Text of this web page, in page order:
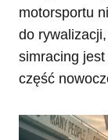
motorsportu
do
simracing
część